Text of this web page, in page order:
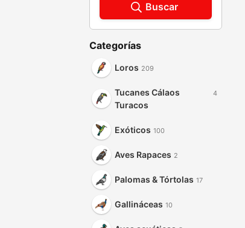
Buscar
Categorías
Loros 209
Tucanes Cálaos
Turacos
4
Exóticos 100
Aves Rapaces 2
Palomas & Tórtolas 17
Gallináceas 10